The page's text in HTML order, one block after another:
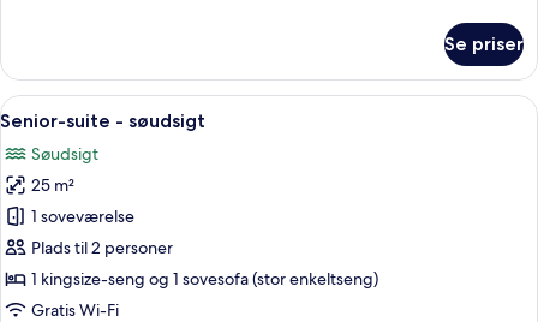
-
balkon
-
Se priser
Indlæs
alle
billeder
af
Senior-
suite
-
søudsigt
Et moderne hotelværelse med en
6
Senior-suite - søudsigt
Søudsigt
25 m²
1 soveværelse
Plads til 2 personer
1 kingsize-seng og 1 sovesofa (stor enkeltseng)
Gratis Wi-Fi